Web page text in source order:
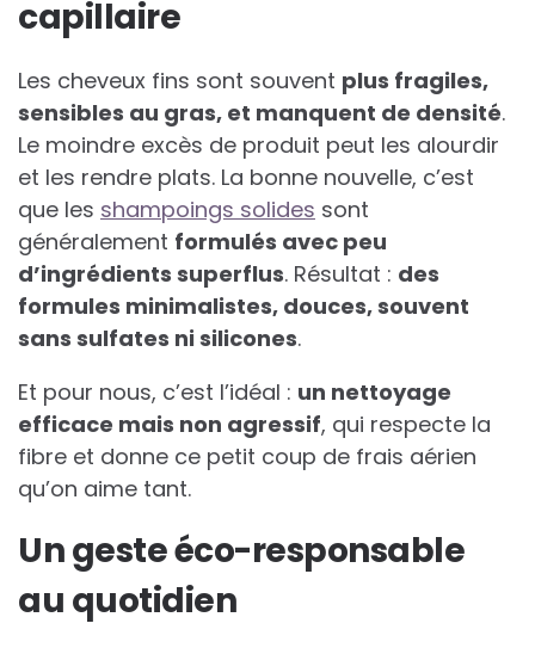
capillaire
Les cheveux fins sont souvent plus fragiles,
sensibles au gras, et manquent de densité.
Le moindre excès de produit peut les alourdir
et les rendre plats. La bonne nouvelle, c’est
que les shampoings solides sont
généralement formulés avec peu
d’ingrédients superflus. Résultat : des
formules minimalistes, douces, souvent
sans sulfates ni silicones.
Et pour nous, c’est l’idéal : un nettoyage
efficace mais non agressif, qui respecte la
fibre et donne ce petit coup de frais aérien
qu’on aime tant.
Un geste éco-responsable
au quotidien